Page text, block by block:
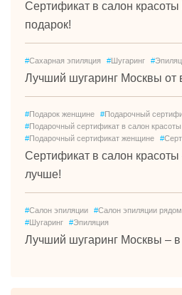
Сертификат в салон
подарок!
#Сахарная эпиляция #Шугаринг #
Лучший шугаринг Москвы от
#Подарок женщине #Подарочный
#Подарочный сертификат в салон красоты
#Подарочный сертификат женщине #
Сертификат в салон
лучше!
#Салон эпиляции #Салон эпиляции рядом
#Шугаринг #Эпиляция
Лучший шугаринг Москвы –